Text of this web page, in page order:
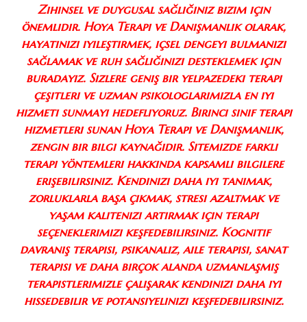
Zihinsel ve duygusal sağlığınız bizim için
önemlidir. Hoya Terapi ve Danışmanlık olarak,
hayatınızı iyileştirmek, içsel dengeyi bulmanızı
sağlamak ve ruh sağlığınızı desteklemek için
buradayız. Sizlere geniş bir yelpazedeki terapi
çeşitleri ve uzman psikologlarımızla en iyi
hizmeti sunmayı hedefliyoruz. Birinci sınıf terapi
hizmetleri sunan Hoya Terapi ve Danışmanlık,
zengin bir bilgi kaynağıdır. Sitemizde farklı
terapi yöntemleri hakkında kapsamlı bilgilere
erişebilirsiniz. Kendinizi daha iyi tanımak,
zorluklarla başa çıkmak, stresi azaltmak ve
yaşam kalitenizi artırmak için terapi
seçeneklerimizi keşfedebilirsiniz. Kognitif
davranış terapisi, psikanaliz, aile terapisi, sanat
terapisi ve daha birçok alanda uzmanlaşmış
terapistlerimizle çalışarak kendinizi daha iyi
hissedebilir ve potansiyelinizi keşfedebilirsiniz.